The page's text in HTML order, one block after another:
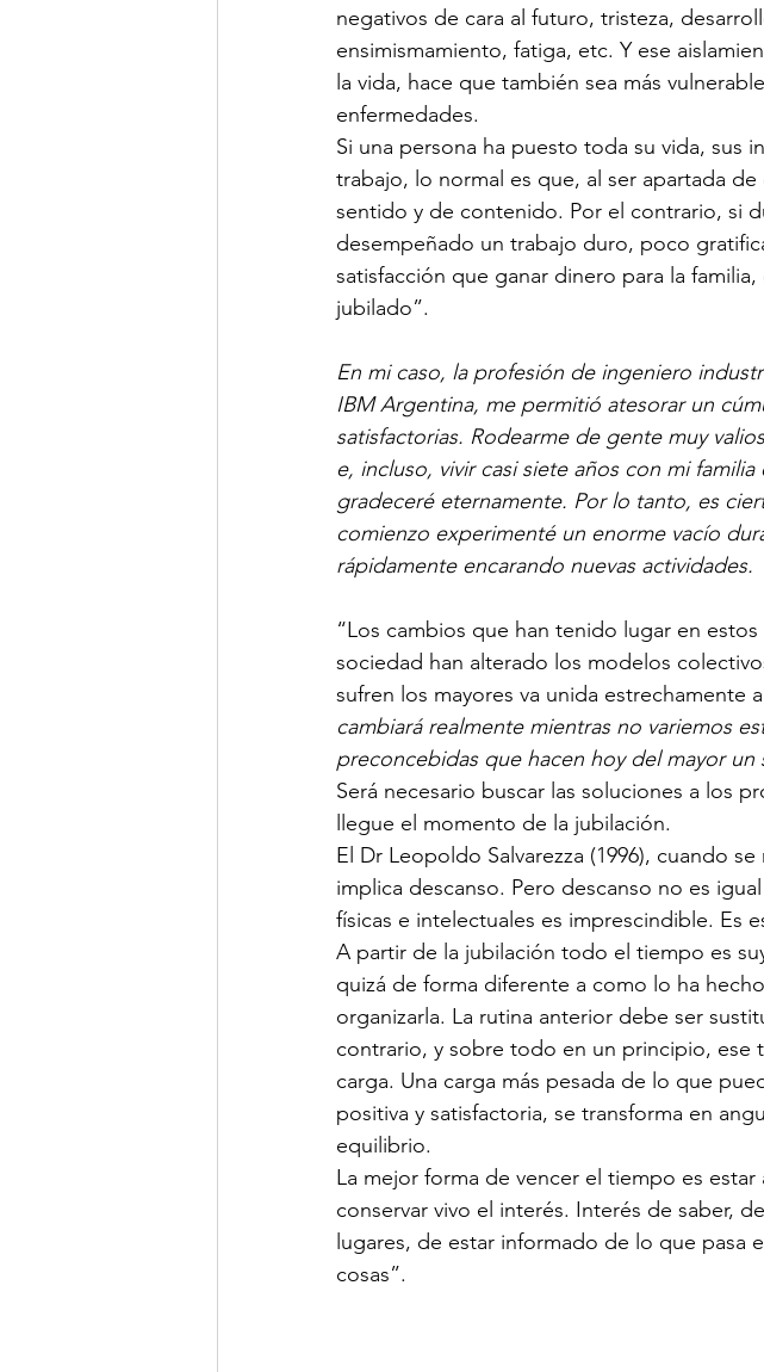
negativos de cara al futuro, tristeza,
ensimismamiento, fatiga, etc. Y ese
la vida, hace que también sea más
enfermedades.
Si una persona ha puesto toda su vida, sus
trabajo, lo normal es que, al ser apartada
sentido y de contenido. Por el contrario, si
desempeñado un trabajo duro, poco
satisfacción que ganar dinero para la
jubilado”.
En mi caso, la profesión de ingeniero
IBM Argentina, me permitió atesorar un
satisfactorias. Rodearme de gente muy
e, incluso, vivir casi siete años con mi
gradeceré eternamente. Por lo tanto, es
comienzo experimenté un enorme vacío
rápidamente encarando nuevas actividades.
“Los cambios que han tenido lugar en
sociedad han alterado los modelos
sufren los mayores va unida estrechamente
cambiará realmente mientras no variemos
preconcebidas que hacen hoy del mayor un
Será necesario buscar las soluciones a los
llegue el momento de la jubilación.
El Dr Leopoldo Salvarezza (1996), cuando
implica descanso. Pero descanso no es
físicas e intelectuales es imprescindible. Es
A partir de la jubilación todo el tiempo es
quizá de forma diferente a como lo ha
organizarla. La rutina anterior debe ser
contrario, y sobre todo en un principio, ese
carga. Una carga más pesada de lo que
positiva y satisfactoria, se transforma en
equilibrio.
La mejor forma de vencer el tiempo es
conservar vivo el interés. Interés de saber,
lugares, de estar informado de lo que
cosas”.